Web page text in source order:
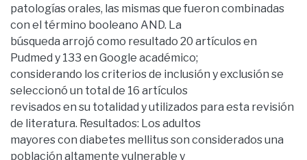
patologías orales, las mismas que fueron combinadas
con el término booleano AND. La
búsqueda arrojó como resultado 20 artículos en
Pudmed y 133 en Google académico;
considerando los criterios de inclusión y exclusión se
seleccionó un total de 16 artículos
revisados en su totalidad y utilizados para esta revisión
de literatura. Resultados: Los adultos
mayores con diabetes mellitus son considerados una
población altamente vulnerable y